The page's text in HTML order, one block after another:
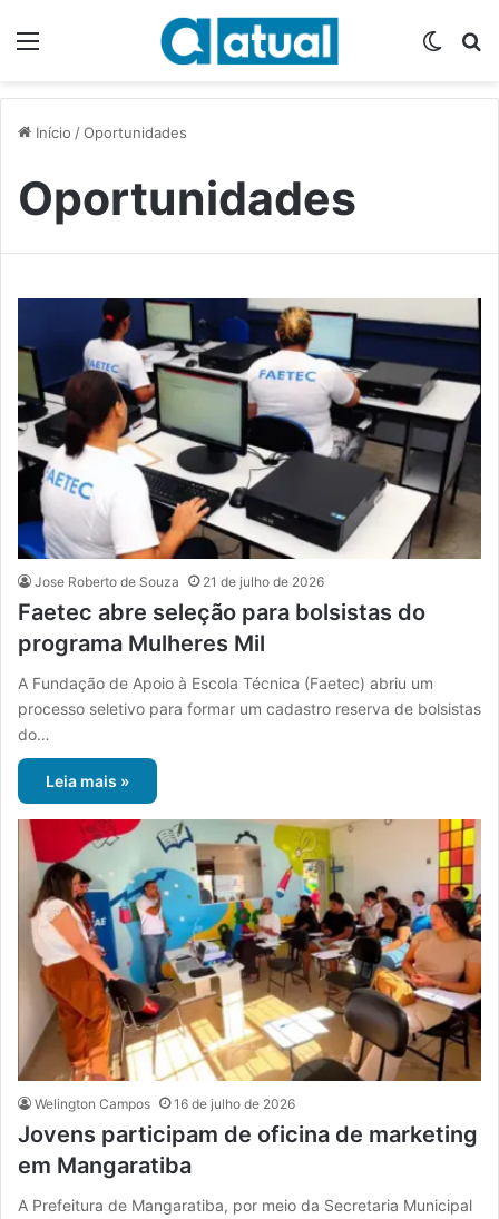
Início /Oportunidades
Oportunidades
Jose Roberto de Souza 21 de julho de 2026
Faetec abre seleção para bolsistas do
programa Mulheres Mil
A Fundação de Apoio à Escola Técnica (Faetec) abriu um
processo seletivo para formar um cadastro reserva de bolsistas
do…
Leia mais »
Welington Campos 16 de julho de 2026
Jovens participam de oficina de marketing
em Mangaratiba
A Prefeitura de Mangaratiba, por meio da Secretaria Municipal